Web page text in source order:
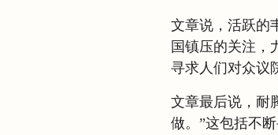
文章说，活跃的
国镇压的关注，
寻求人们对众议
文章最后说，耐
做。”这包括不